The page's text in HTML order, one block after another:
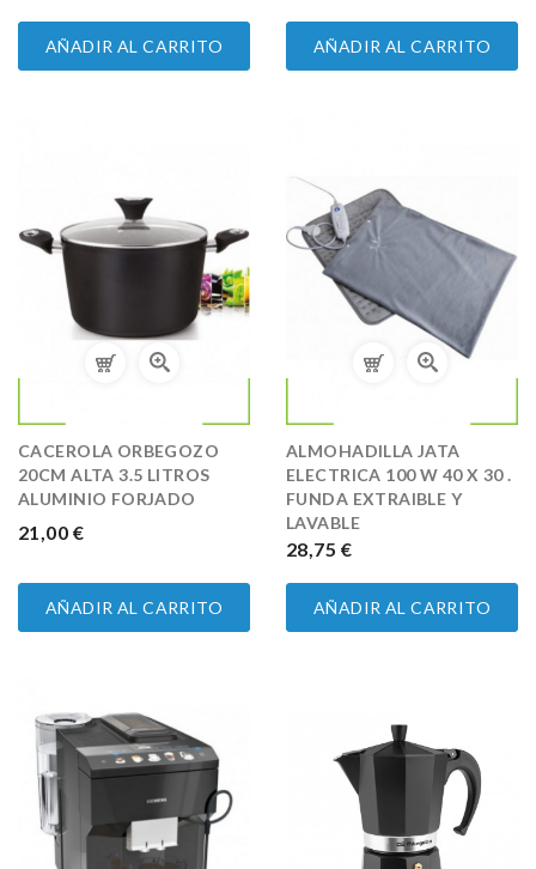
AÑADIR AL CARRITO AÑADIR AL CARRITO
CACEROLA ORBEGOZO
20CM ALTA 3.5 LITROS
ALUMINIO FORJADO
PRECIO
21,00 €
AÑADIR AL CARRITO
ALMOHADILLA JATA
ELECTRICA 100 W 40 X 30 .
FUNDA EXTRAIBLE Y
LAVABLE
PRECIO
28,75 €
AÑADIR AL CARRITO